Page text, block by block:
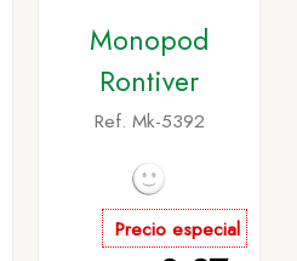
Monopod
Rontiver
Ref. Mk-5392
Precio especial